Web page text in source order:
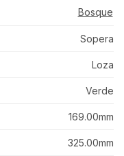
Bosque
Sopera
Loza
Verde
169.00mm
325.00mm